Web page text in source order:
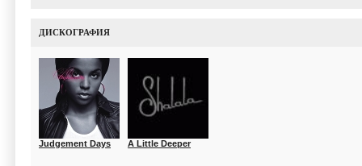
ДИСКОГРАФИЯ
Judgement Days A Little Deeper